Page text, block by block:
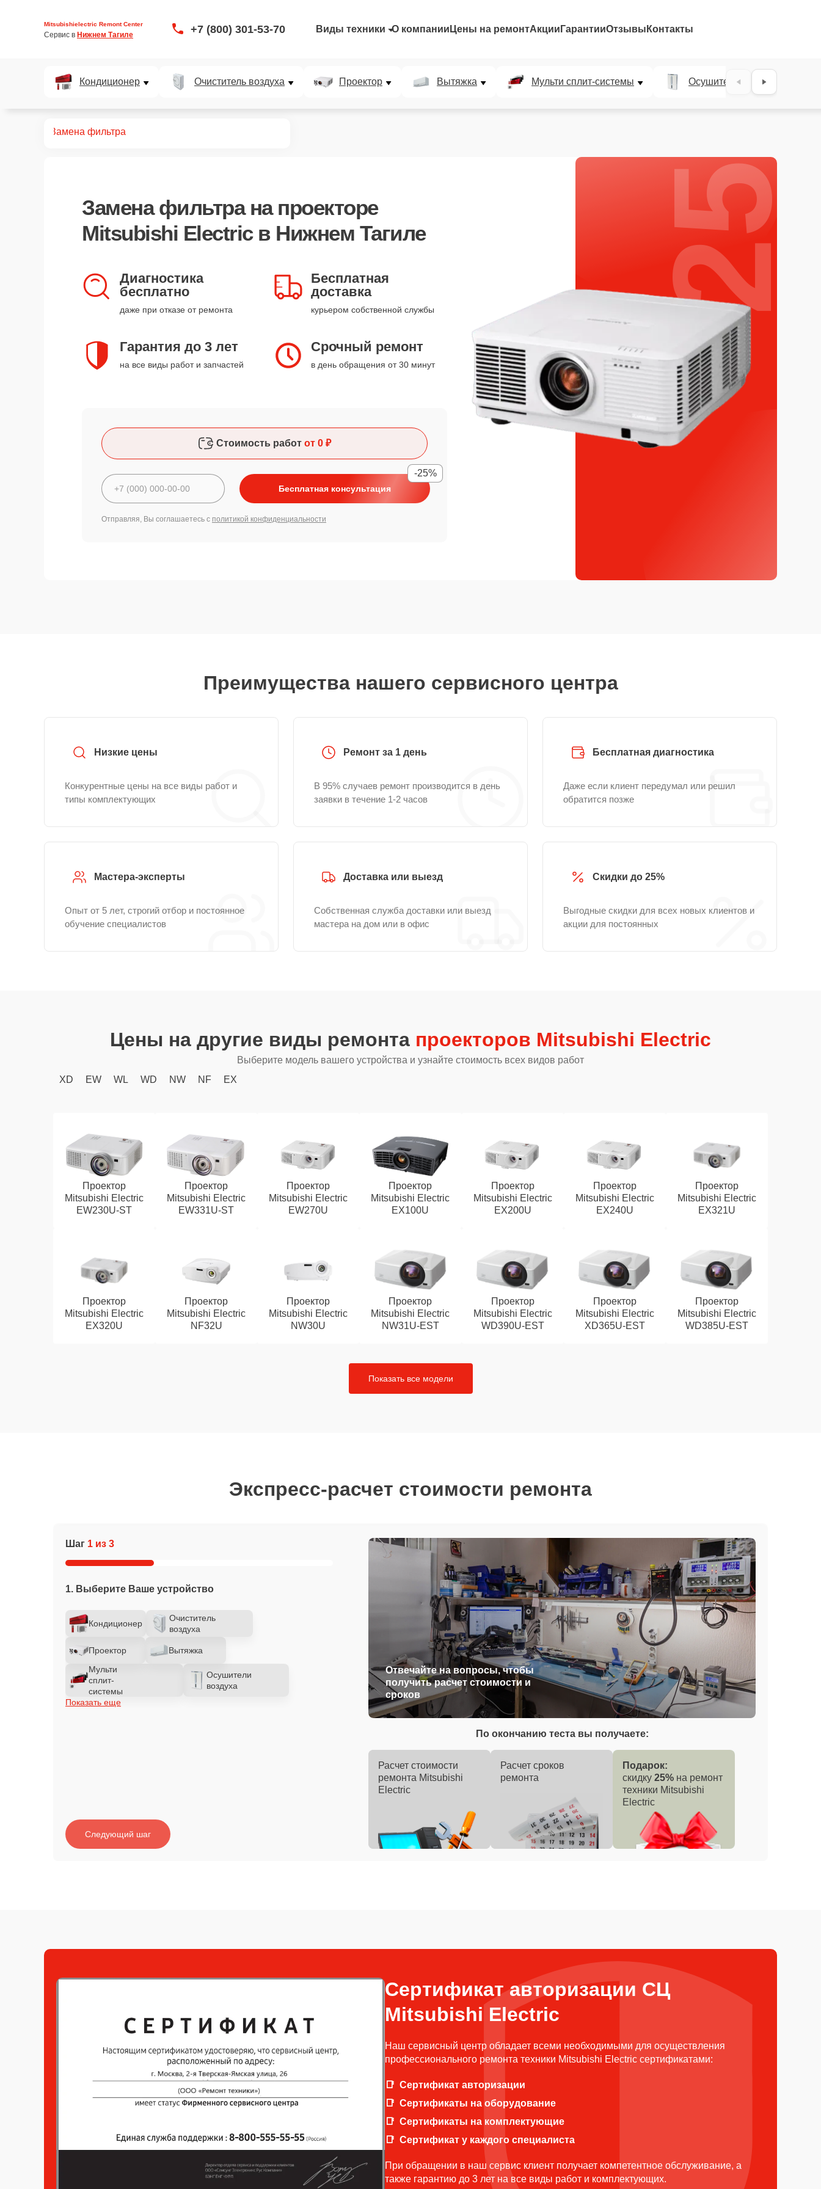
Mitsubishielectric Remont Center
Сервис в Нижнем Тагиле +7 (800) 301-53-70 Виды техники О компании Цены на ремонтАкции ГарантииОтзывы Контакты
Кондиционер Очиститель воздуха Проектор Вытяжка Мульти сплит-системы Осушители воздуха
Замена фильтра
Замена фильтрана проекторе
Mitsubishi Electric в Нижнем Тагиле
Диагностика
бесплатно
даже при отказе от ремонта
Бесплатная
доставка
курьером собственной службы
Гарантия до 3 лет
на все виды работ и запчастей
Срочный ремонт
в день обращения от 30 минут
Стоимость работ от 0 ₽
Бесплатная консультация
-25%
Отправляя, Вы соглашаетесь с политикой конфиденциальности
25%
Преимущества нашего сервисного центра
Низкие цены
Конкурентные цены на все виды работ и
типы комплектующих
Ремонт за 1 день
В 95% случаев ремонт производится в день
заявки в течение 1-2 часов
Бесплатная диагностика
Даже если клиент передумал или решил
обратится позже
Мастера-эксперты
Опыт от 5 лет, строгий отбор и постоянное
обучение специалистов
Доставка или выезд
Собственная служба доставки или выезд
мастера на дом или в офис
Скидки до 25%
Выгодные скидки для всех новых клиентов и
акции для постоянных
Цены на другие виды ремонта проекторов Mitsubishi Electric
Выберите модель вашего устройства и узнайте стоимость всех видов работ
XD
EW WL WD NW NF EX
Проектор
Mitsubishi Electric
EW230U-ST
Проектор
Mitsubishi Electric
EW331U-ST
Проектор
Mitsubishi Electric
EW270U
Проектор
Mitsubishi Electric
EX100U
Проектор
Mitsubishi Electric
EX200U
Проектор
Mitsubishi Electric
EX240U
Проектор
Mitsubishi Electric
EX321U
Проектор
Mitsubishi Electric
EX320U
Проектор
Mitsubishi Electric
NF32U
Проектор
Mitsubishi Electric
NW30U
Проектор
Mitsubishi Electric
NW31U-EST
Проектор
Mitsubishi Electric
WD390U-EST
Проектор
Mitsubishi Electric
XD365U-EST
Проектор
Mitsubishi Electric
WD385U-EST
Показать все модели
Экспресс-расчет стоимости ремонта
Шаг 1 из 3
1. Выберите Ваше устройство
Кондиционер
Очиститель
воздуха
Проектор
Вытяжка
Мульти
сплит-
системы
Осушители
воздуха
Показать еще
Отвечайте на вопросы, чтобы
получить расчет стоимости и
сроков
Следующий шаг
По окончанию теста вы получаете:
Расчет стоимости
ремонта Mitsubishi
Electric
Расчет сроков
ремонта
Подарок:
скидку 25% на ремонт
техники Mitsubishi
Electric
Сертификат авторизации СЦ
Mitsubishi Electric
Наш сервисный центр обладает всеми необходимыми для осуществления
профессионального ремонта техники Mitsubishi Electric сертификатами:
Сертификат авторизации
Сертификаты на оборудование
Сертификаты на комплектующие
Сертификат у каждого специалиста
При обращении в наш сервис клиент получает компетентное обслуживание, а
также гарантию до 3 лет на все виды работ и комплектующих.